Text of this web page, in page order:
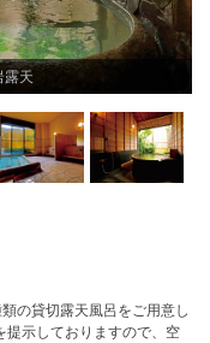
露天
の貸切露天風呂をご用意し
提示しておりますので、空